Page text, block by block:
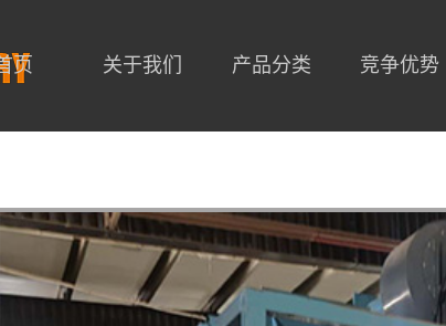
页 关于我们 产品分类 竞争优势
页 关于我们 产品分类 竞争优势